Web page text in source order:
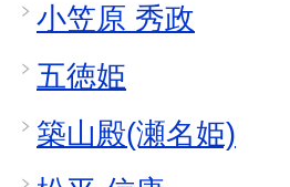
小笠原 秀政
五徳姫
築山殿(瀬名姫)